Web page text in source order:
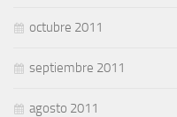
octubre 2011
septiembre 2011
agosto 2011